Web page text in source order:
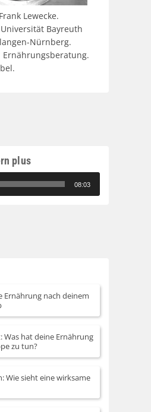
Lewecke.
Bayreuth
Nürnberg.
plus
08:03
Ernährung nach deinem
Was hat deine Ernährung
zu tun?
Wie sieht eine wirksame